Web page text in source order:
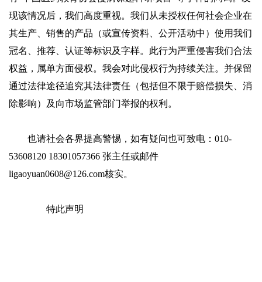
现该情况后，我们高度重视。我们从未授权任何社会企业在
其生产、销售的产品（或宣传资料、公开活动中）使用我们
冠名、推荐、认证等标识及字样。此行为严重侵害我们合法
权益，属单方面侵权。我会对此侵权行为持续关注。并保留
通过法律途径追究其法律责任（包括但不限于赔偿损失、消
除影响）及向市场监管部门举报的权利。
也请社会各界提高警惕，如有疑问也可致电：010-
53608120 18301057366 张主任或邮件
ligaoyuan0608@126.com核实。
特此声明